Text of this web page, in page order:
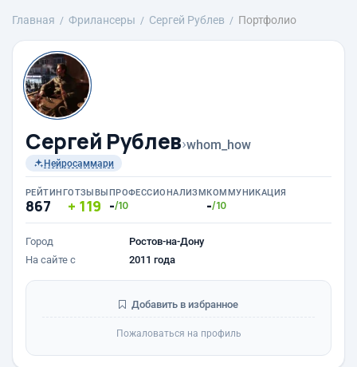
Главная Фрилансеры Сергей Рублев Портфолио
Сергей Рублев›whom_how
Нейросаммари
РЕЙТИНГ
867
ОТЗЫВЫ
119
ПРОФЕССИОНАЛИЗМ
-/10
КОММУНИКАЦИЯ
-/10
Город
Ростов-на-Дону
На сайте с
2011 года
Добавить в избранное
Пожаловаться на профиль